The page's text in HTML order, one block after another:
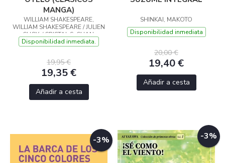
MANGA)
WILLIAM SHAKESPEARE,
WILLIAM SHAKESPEARE / JULIEN
CHOY, / CRISTAL S. CHAN,
Disponibilidad inmediata.
19,95 €
19,35 €
Añadir a cesta
SHINKAI, MAKOTO
Disponibilidad inmediata
20,00 €
19,40 €
Añadir a cesta
-3% -3%